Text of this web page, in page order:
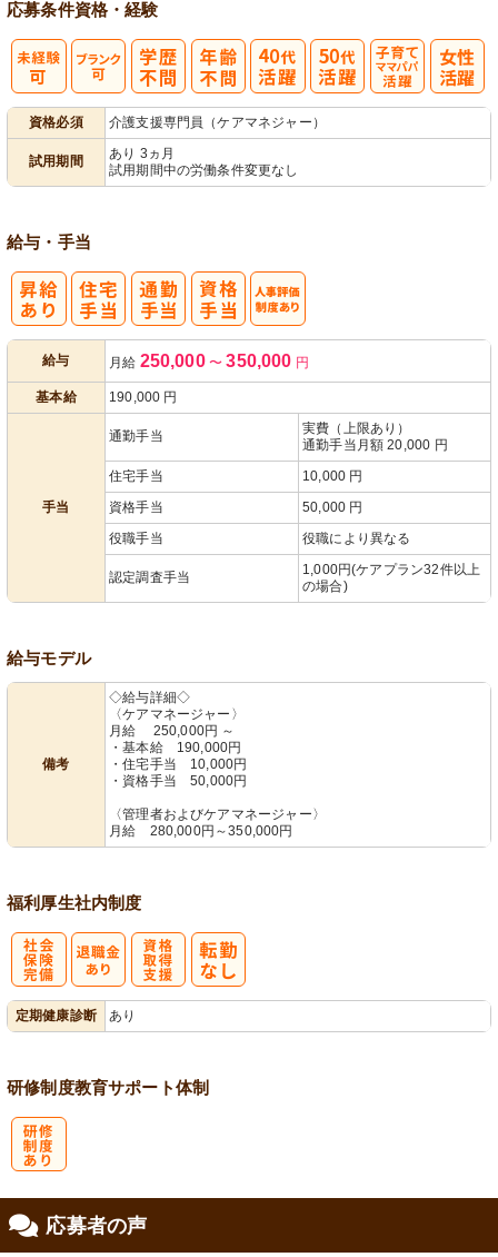
応募条件資格・経験
資格必須 介護支援専門員（ケアマネジャー）
試用期間
あり 3ヵ月
試用期間中の労働条件変更なし
給与・手当
給与 月給 250,000 〜 350,000 円
基本給 190,000 円
手当
通勤手当
実費（上限あり）
通勤手当月額 20,000 円
住宅手当
10,000 円
資格手当
50,000 円
役職手当
役職により異なる
認定調査手当
1,000円(ケアプラン32件以上
の場合)
給与モデル
備考
◇給与詳細◇
〈ケアマネージャー〉
月給 250,000円 ～
・基本給 190,000円
・住宅手当 10,000円
・資格手当 50,000円
〈管理者およびケアマネージャー〉
月給 280,000円～350,000円
福利厚生社内制度
定期健康診断 あり
研修制度教育サポート体制
応募者の声